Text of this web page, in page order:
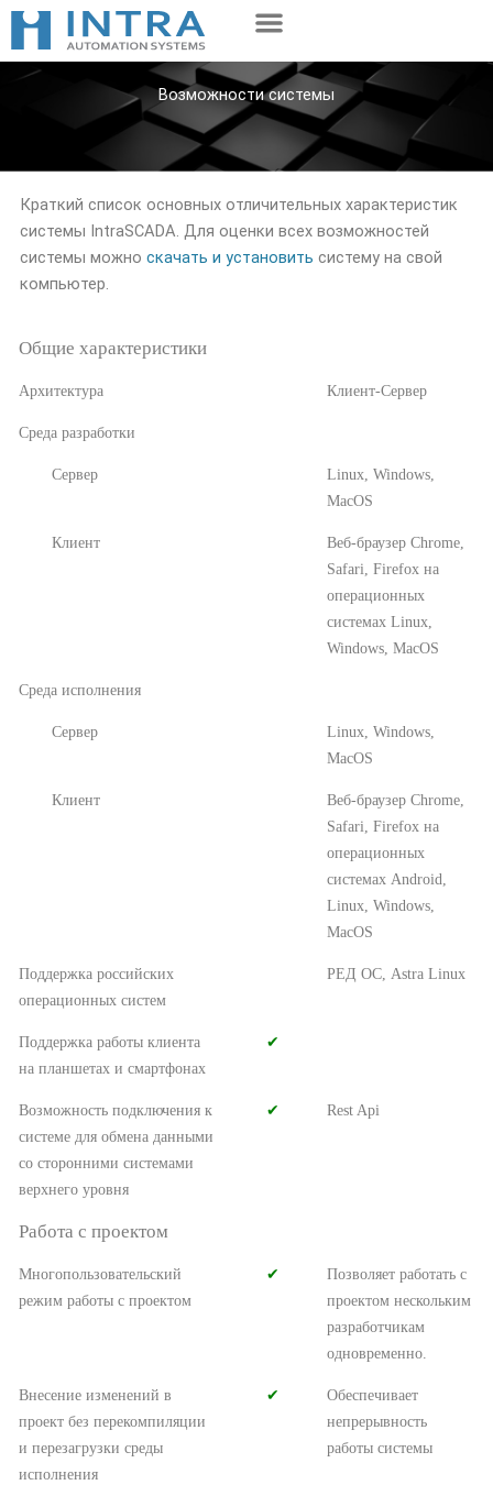
Перейти
содержимому
Возможности системы
Краткий список основных отличительных характеристик
системы IntraSCADA. Для оценки всех возможностей
системы можно скачать и установить систему на свой
компьютер.
Общие характеристики
Архитектура Клиент-Сервер
Среда разработки
Сервер
Linux, Windows,
MacOS
Клиент
Веб-браузер Chrome,
Safari, Firefox на
операционных
системах Linux,
Windows, MacOS
Среда исполнения
Сервер
Linux, Windows,
MacOS
Клиент
Веб-браузер Chrome,
Safari, Firefox на
операционных
системах Android,
Linux, Windows,
MacOS
Поддержка российских
операционных систем
РЕД ОС, Astra Linux
Поддержка работы клиента
на планшетах и смартфонах
✔︎
Возможность подключения к
системе для обмена данными
со сторонними системами
верхнего уровня
✔︎ Rest Api
Работа с проектом
Многопользовательский
режим работы с проектом
✔︎
Позволяет работать с
проектом нескольким
разработчикам
одновременно.
Внесение изменений в
проект без перекомпиляции
и перезагрузки среды
исполнения
✔︎
Обеспечивает
непрерывность
работы системы